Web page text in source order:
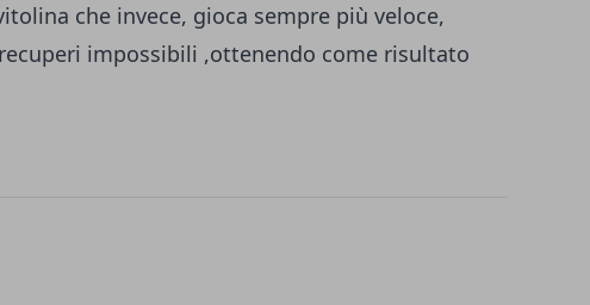
che invece, gioca sempre più veloce,
impossibili ,ottenendo come risultato